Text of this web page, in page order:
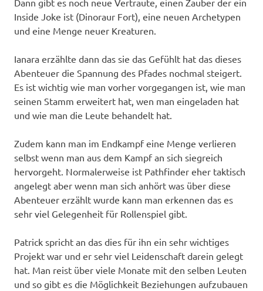
Inside Joke ist (Dinoraur Fort), eine neuen Archetypen
und eine Menge neuer Kreaturen.
Ianara erzählte dann das sie das Gefühlt hat das dieses
Abenteuer die Spannung des Pfades nochmal steigert.
Es ist wichtig wie man vorher vorgegangen ist, wie man
seinen Stamm erweitert hat, wen man eingeladen hat
und wie man die Leute behandelt hat.
Zudem kann man im Endkampf eine Menge verlieren
selbst wenn man aus dem Kampf an sich siegreich
hervorgeht. Normalerweise ist Pathfinder eher taktisch
angelegt aber wenn man sich anhört was über diese
Abenteuer erzählt wurde kann man erkennen das es
sehr viel Gelegenheit für Rollenspiel gibt.
Patrick spricht an das dies für ihn ein sehr wichtiges
Projekt war und er sehr viel Leidenschaft darein gelegt
hat. Man reist über viele Monate mit den selben Leuten
und so gibt es die Möglichkeit Beziehungen aufzubauen